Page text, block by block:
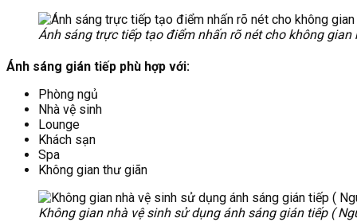
Ánh sáng trực tiếp tạo điểm nhấn rõ nét cho không gian
Ánh sáng gián tiếp phù hợp với:
Phòng ngủ
Nhà vệ sinh
Lounge
Khách sạn
Spa
Không gian thư giãn
Không gian nhà vệ sinh sử dụng ánh sáng gián tiếp (